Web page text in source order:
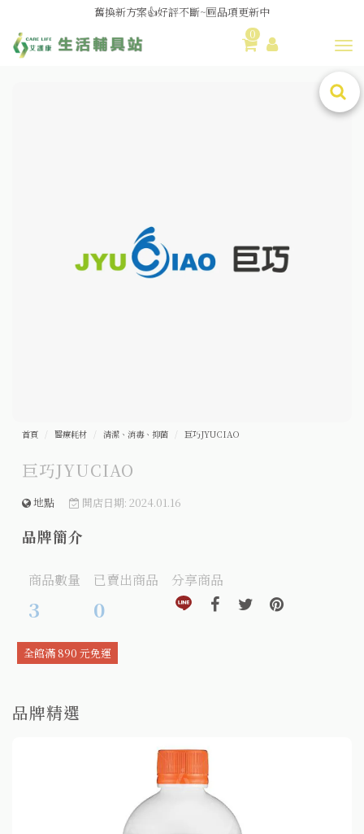
舊換新方案👍好評不斷~🆕品項更新中
😆備餐原來可以這麼輕鬆🎌KEWPIE介護食🍱營養均衡
0
首頁 醫療耗材 清潔、消毒、抑菌 巨巧JYUCIAO
巨巧JYUCIAO
地點 開店日期: 2024.01.16
品牌簡介
商品數量
3
已賣出商品
0
分享商品
分享到line(另開視窗)
分享到facebook(另開視窗)
分享到twitter(另開視
分享到
全館滿 890 元免運
品牌精選